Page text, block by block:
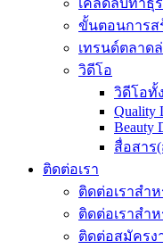
เคล็ดลับทำธุ
ขั้นตอนการส
เทรนด์ตลาด
วิดีโอ
วิดีโอทั้
Quality
Beauty
สื่อสาร
ติดต่อเรา
ติดต่อเราสำ
ติดต่อเราสำห
ติดต่อสมัครง